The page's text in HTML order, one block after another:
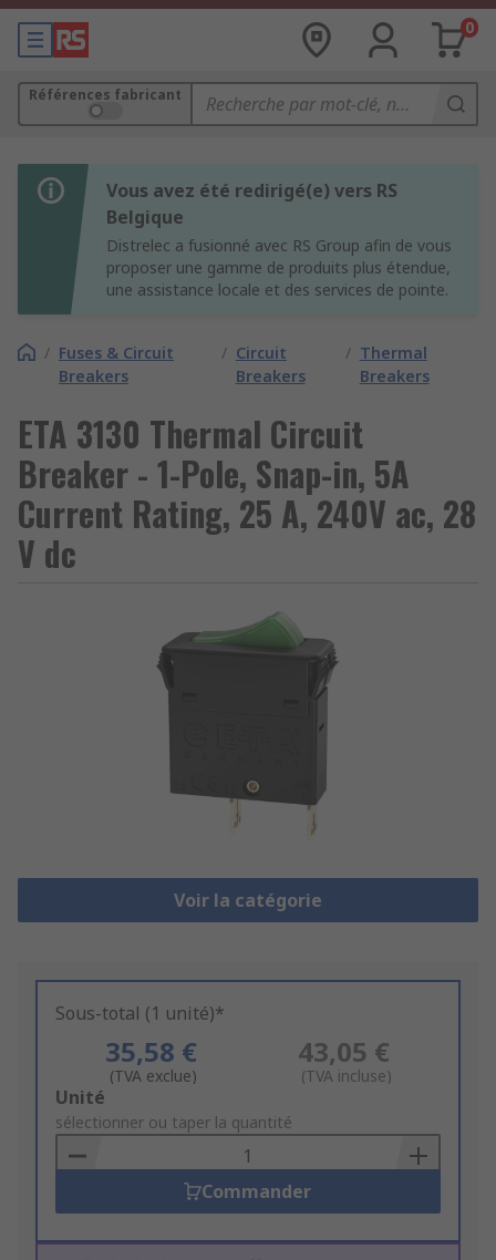
0
Références fabricant
Vous avez été redirigé(e) vers RS
Belgique
Distrelec a fusionné avec RS Group afin de vous
proposer une gamme de produits plus étendue,
une assistance locale et des services de pointe.
/ Fuses & Circuit
Breakers
/ Circuit
Breakers
/ Thermal
Breakers
ETA 3130 Thermal Circuit
Breaker - 1-Pole, Snap-in, 5A
Current Rating, 25 A, 240V ac, 28
V dc
Voir la catégorie
Sous-total (1 unité)*
35,58 €
(TVA exclue)
43,05 €
(TVA incluse)
Add
to
Basket
Unité
sélectionner ou taper la quantité
Commander